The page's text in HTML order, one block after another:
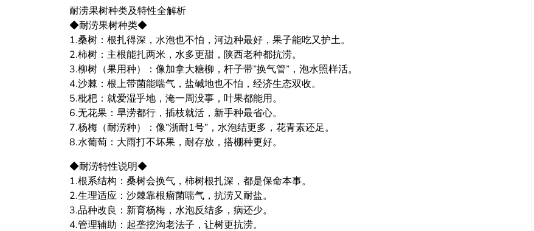
耐涝果树种类及特性全解析
◆耐涝果树种类◆
1.桑树：根扎得深，水泡也不怕，河边种最好，果子能吃又护土。
2.柿树：主根能扎两米，水多更甜，陕西老种都抗涝。
3.柳树（果用种）：像加拿大糖柳，杆子带”换气管”，泡水照样活。
4.沙棘：根上带菌能喘气，盐碱地也不怕，经济生态双收。
5.枇杷：就爱湿乎地，淹一周没事，叶果都能用。
6.无花果：旱涝都行，插枝就活，新手种最省心。
7.杨梅（耐涝种）：像”浙耐1号”，水泡结更多，花青素还足。
8.水葡萄：大雨打不坏果，耐存放，搭棚种更好。
◆耐涝特性说明◆
1.根系结构：桑树会换气，柿树根扎深，都是保命本事。
2.生理适应：沙棘靠根瘤菌喘气，抗涝又耐盐。
3.品种改良：新育杨梅，水泡反结多，病还少。
4.管理辅助：起垄挖沟老法子，让树更抗涝。